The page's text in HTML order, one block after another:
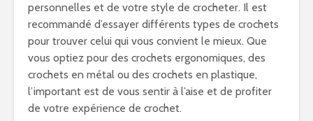
personnelles et de votre style de crocheter. Il est
recommandé d’essayer différents types de crochets
pour trouver celui qui vous convient le mieux. Que
vous optiez pour des crochets ergonomiques, des
crochets en métal ou des crochets en plastique,
l’important est de vous sentir à l’aise et de profiter
de votre expérience de crochet.